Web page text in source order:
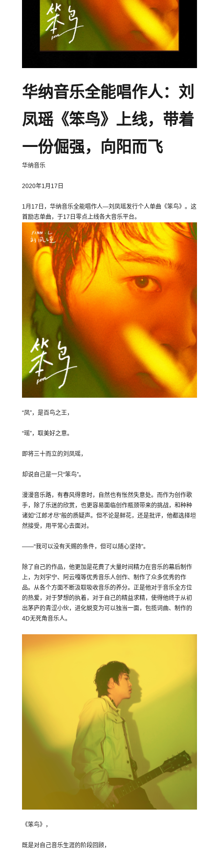
华纳音乐全能唱作人：刘
凤瑶《笨鸟》上线，带着
一份倔强，向阳而飞
华纳音乐
2020年1月17日
1月17日，华纳音乐全能唱作人—刘凤瑶发行个人单曲《笨鸟》。这
首励志单曲，于17日零点上线各大音乐平台。
“凤”，是百鸟之王，
“瑶”，取美好之意。
即将三十而立的刘凤瑶，
却说自己是一只“笨鸟”。
漫漫音乐路，有春风得意时，自然也有怅然失意处。而作为创作歌
手，除了乐迷的欣赏，也更容易面临创作瓶颈带来的挑战，和种种
诸如“江郎才尽”般的质疑声。但不论是鲜花，还是批评，他都选择坦
然接受，用平常心去面对。
——“我可以没有天赐的条件，但可以随心坚持”。
除了自己的作品，他更加是花费了大量时间精力在音乐的幕后制作
上，为刘宇宁、阿云嘎等优秀音乐人创作、制作了众多优秀的作
品。从各个方面不断汲取吸收音乐的养分。正是他对于音乐全方位
的热爱，对于梦想的执着，对于自己的精益求精，使得他终于从初
出茅庐的青涩小伙，进化蜕变为可以独当一面，包揽词曲、制作的
4D无死角音乐人。
《笨鸟》，
既是对自己音乐生涯的阶段回顾，